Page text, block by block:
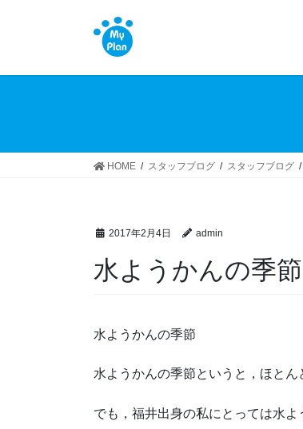
HOME スタッフブログ スタッフブログ
2017年2月4日 admin
水ようかんの季節
水ようかんの季節
水ようかんの季節というと，ほとん
でも，福井出身の私にとっては水よ